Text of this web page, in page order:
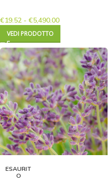
€19.52 - €5,490.00
VEDI PRODOTTO
ESAURIT
O